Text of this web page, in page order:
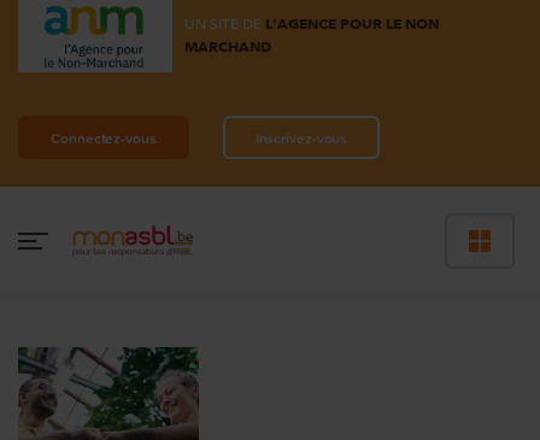
UN SITE DE L'AGENCE POUR LE NON
MARCHAND
Connectez-vous Inscrivez-vous